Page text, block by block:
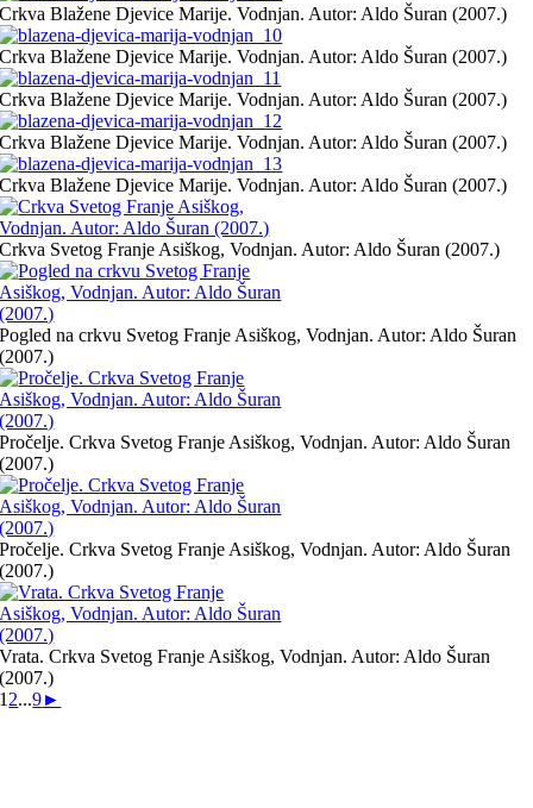
Crkva Blažene Djevice Marije. Vodnjan. Autor: Aldo Šuran (2007.)
Crkva Blažene Djevice Marije. Vodnjan. Autor: Aldo Šuran (2007.)
Crkva Blažene Djevice Marije. Vodnjan. Autor: Aldo Šuran (2007.)
Crkva Blažene Djevice Marije. Vodnjan. Autor: Aldo Šuran (2007.)
Crkva Blažene Djevice Marije. Vodnjan. Autor: Aldo Šuran (2007.)
Crkva Svetog Franje Asiškog, Vodnjan. Autor: Aldo Šuran (2007.)
Pogled na crkvu Svetog Franje Asiškog, Vodnjan. Autor: Aldo Šuran
(2007.)
Pročelje. Crkva Svetog Franje Asiškog, Vodnjan. Autor: Aldo Šuran
(2007.)
Pročelje. Crkva Svetog Franje Asiškog, Vodnjan. Autor: Aldo Šuran
(2007.)
Vrata. Crkva Svetog Franje Asiškog, Vodnjan. Autor: Aldo Šuran
(2007.)
1 2...9►